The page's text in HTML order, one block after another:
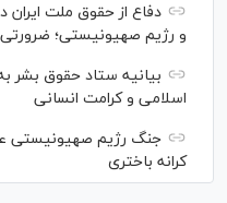
دفاع از حقوق ملت
و رژیم صهیونیستی؛
بیانیه ستاد حقوق بشر
اسلامی و کرامت انسانی
جنگ رژیم صهیونیستی
کرانه باختری